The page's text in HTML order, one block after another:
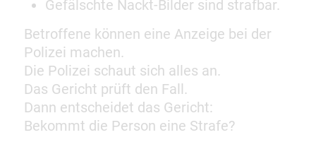
Gefälschte Nackt-Bilder sind strafbar.
Betroffene können eine Anzeige bei der
Polizei machen.
Die Polizei schaut sich alles an.
Das Gericht prüft den Fall.
Dann entscheidet das Gericht:
Bekommt die Person eine Strafe?